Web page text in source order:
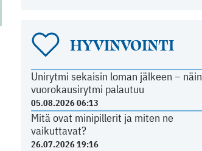
HYVINVOINTI
Unirytmi sekaisin loman jälkeen – näin
vuorokausirytmi palautuu
05.08.2026 06:13
Mitä ovat minipillerit ja miten ne
vaikuttavat?
26.07.2026 19:16